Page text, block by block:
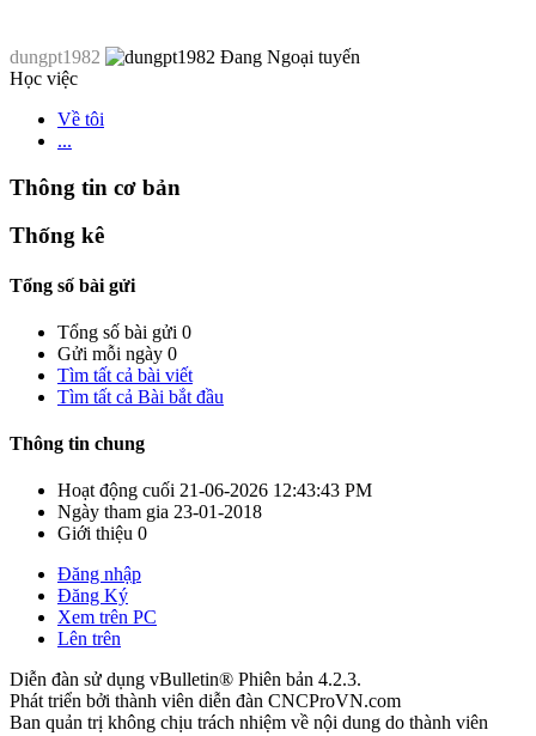
dungpt1982
Học việc
Về tôi
...
Thông tin cơ bản
Thống kê
Tổng số bài gửi
Tổng số bài gửi 0
Gửi mỗi ngày 0
Tìm tất cả bài viết
Tìm tất cả Bài bắt đầu
Thông tin chung
Hoạt động cuối 21-06-2026 12:43:43 PM
Ngày tham gia 23-01-2018
Giới thiệu 0
Đăng nhập
Đăng Ký
Xem trên PC
Lên trên
Diễn đàn sử dụng vBulletin® Phiên bản 4.2.3.
Phát triển bởi thành viên diễn đàn CNCProVN.com
Ban quản trị không chịu trách nhiệm về nội dung do thành viên